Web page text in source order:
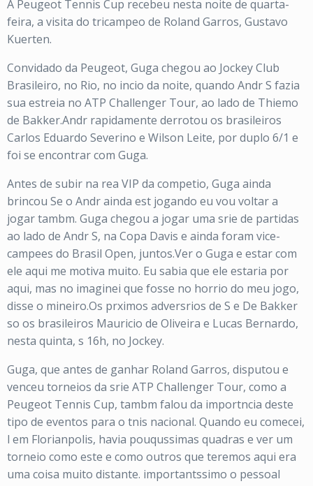
A Peugeot Tennis Cup recebeu nesta noite de quarta-
feira, a visita do tricampeo de Roland Garros, Gustavo
Kuerten.
Convidado da Peugeot, Guga chegou ao Jockey Club
Brasileiro, no Rio, no incio da noite, quando Andr S fazia
sua estreia no ATP Challenger Tour, ao lado de Thiemo
de Bakker.Andr rapidamente derrotou os brasileiros
Carlos Eduardo Severino e Wilson Leite, por duplo 6/1 e
foi se encontrar com Guga.
Antes de subir na rea VIP da competio, Guga ainda
brincou Se o Andr ainda est jogando eu vou voltar a
jogar tambm. Guga chegou a jogar uma srie de partidas
ao lado de Andr S, na Copa Davis e ainda foram vice-
campees do Brasil Open, juntos.Ver o Guga e estar com
ele aqui me motiva muito. Eu sabia que ele estaria por
aqui, mas no imaginei que fosse no horrio do meu jogo,
disse o mineiro.Os prximos adversrios de S e De Bakker
so os brasileiros Mauricio de Oliveira e Lucas Bernardo,
nesta quinta, s 16h, no Jockey.
Guga, que antes de ganhar Roland Garros, disputou e
venceu torneios da srie ATP Challenger Tour, como a
Peugeot Tennis Cup, tambm falou da importncia deste
tipo de eventos para o tnis nacional. Quando eu comecei,
l em Florianpolis, havia pouqussimas quadras e ver um
torneio como este e como outros que teremos aqui era
uma coisa muito distante. importantssimo o pessoal